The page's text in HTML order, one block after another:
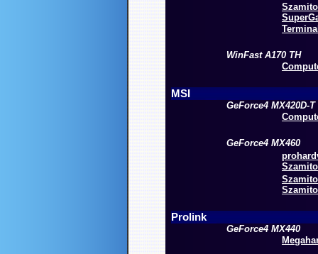
WinFast A170 TH
MSI
GeForce4 MX420D-T
GeForce4 MX460
Prolink
GeForce4 MX440